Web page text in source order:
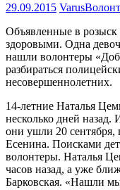
29.09.2015 Varus
Объявленные в
здоровыми. Одна
нашли волонтеры
разбираться
несовершеннолетних.
14-летние Наталья
несколько дней назад.
они ушли 20 сентября,
Есенина. Поисками
волонтеры. Наталья
часов назад, а уже
Барковская. «Нашли мы